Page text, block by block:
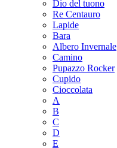
Dio del tuono
Re Centauro
Lapide
Bara
Albero Invernale
Camino
Pupazzo Rocker
Cupido
Cioccolata
A
B
C
D
E